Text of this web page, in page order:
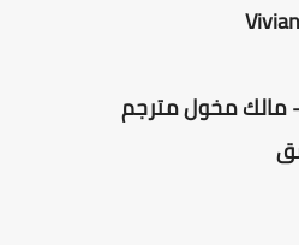
مالك مخول مترجم